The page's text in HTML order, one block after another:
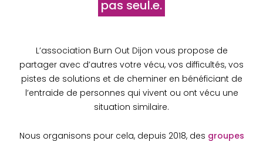
pas seul.e.
L’association Burn Out Dijon vous propose de
partager avec d’autres votre vécu, vos difficultés, vos
pistes de solutions et de cheminer en bénéficiant de
l’entraide de personnes qui vivent ou ont vécu une
situation similaire.
Nous organisons pour cela, depuis 2018, des groupes